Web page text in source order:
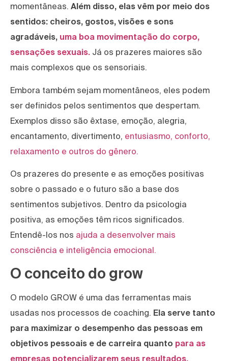
momentâneas. Além disso, elas vêm por meio dos
sentidos: cheiros, gostos, visões e sons
agradáveis, uma boa movimentação do corpo,
sensações sexuais. Já os prazeres maiores são
mais complexos que os sensoriais.
Embora também sejam momentâneos, eles podem
ser definidos pelos sentimentos que despertam.
Exemplos disso são êxtase, emoção, alegria,
encantamento, divertimento, entusiasmo, conforto,
relaxamento e outros do gênero.
Os prazeres do presente e as emoções positivas
sobre o passado e o futuro são a base dos
sentimentos subjetivos. Dentro da psicologia
positiva, as emoções têm ricos significados.
Entendê-los nos ajuda a desenvolver mais
consciência e inteligência emocional.
O conceito do grow
O modelo GROW é uma das ferramentas mais
usadas nos processos de coaching. Ela serve tanto
para maximizar o desempenho das pessoas em
objetivos pessoais e de carreira quanto para as
empresas potencializarem seus resultados.